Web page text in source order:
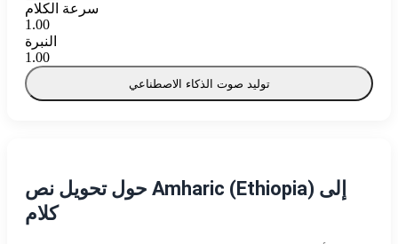
سرعة الكلام
1.00
النبرة
1.00
توليد صوت الذكاء الاصطناعي
حول تحويل نص Amharic (Ethiopia) إلى
كلام